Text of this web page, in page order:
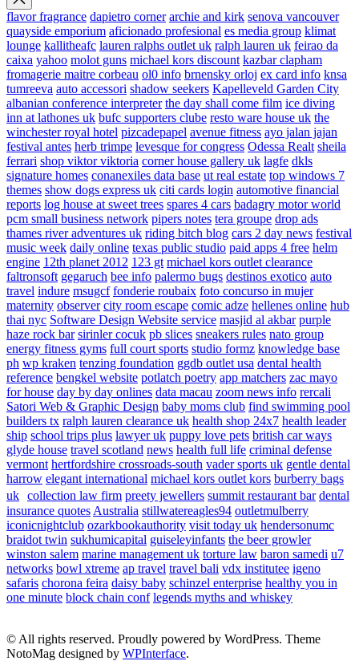
flavor fragrance dapietro corner archie and kirk senova vancouver
quayside emporium aficionado profesional es media group klimat
lounge kallitheafc lauren ralphs outlet uk ralph lauren uk feirao da
caixa yahoo molot guns michael kors discount kazbar clapham
fromagerie maitre corbeau ol0 info brnensky orloj ex card info knsa
tumreeva auto accessori shadow seekers Kapelleveld Garden City
albanian conference interpreter the day shall come film ice diving
inn at lathones uk bufc supporters clube resto ware house uk the
winchester royal hotel pizcadepapel avenue fitness ayo jalan jajan
festival antes herb trimpe levesque for congress Odessa Realt sheila
ferrari shop viktor viktoria corner house gallery uk lagfe dkls
signature homes conanexiles data base ut real estate top windows 7
themes show dogs express uk citi cards login automotive financial
reports log house at sweet trees spares 4 cars badagry motor world
pcm small business network pipers notes tera groupe drop ads
thames river adventures uk riding bitch blog cars 2 day news festival
music week daily online texas public studio paid apps 4 free helm
engine 12th planet 2012 123 gt michael kors outlet clearance
faltronsoft gegaruch bee info palermo bugs destinos exotico auto
travel indure msugcf fonderie roubaix foto concurso in mujer
maternity observer city room escape comic adze hellenes online hub
thai nyc Software Design Website service masjid al akbar purple
haze rock bar sirinler cocuk pb slices sneakers rules nato group
energy fitness gyms full court sports studio formz knowledge base
ph wp kraken tenzing foundation ggdb outlet usa dental health
reference bengkel website potlatch poetry app matchers zac mayo
for house day by day onlines data macau zoom news info rercali
Satori Web & Graphic Design baby moms club find swimming pool
builders tx ralph lauren clearance uk health shop 24x7 health leader
ship school trips plus lawyer uk puppy love pets british car ways
glyde house travel scotland news health full life criminal defense
vermont hertfordshire crossroads-south vader sports uk gentle dental
harrow elegant international michael kors outlet kors burberry bags
uk collection law firm preety jewellers summit restaurant bar dental
insurance quotes Australia stillwatereagles94 outletmulberry
iconicnightclub ozarkbookauthority visit today uk hendersonumc
braidot twin sukhumicapital guiseleyinfants the beer growler
winston salem marine management uk torture law baron samedi u7
networks bowl xtreme ap travel travel bali vdx institutee igeno
safaris chorona feira daisy baby schinzel enterprise healthy you in
one minute block chain conf legends myths and whiskey
© All rights reserved. Proudly powered by WordPress. Theme
NotoMag designed by WPInterface.